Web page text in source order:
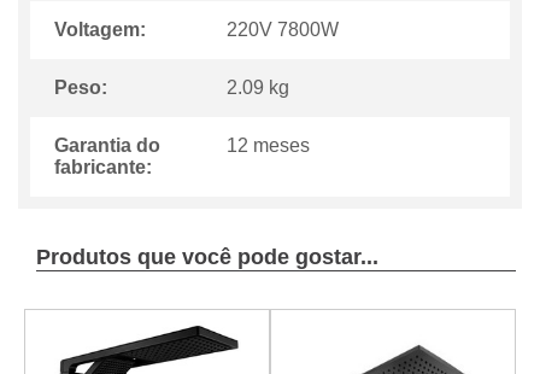
Voltagem: 220V 7800W
Peso: 2.09 kg
Garantia do
fabricante:
12 meses
Produtos que você pode gostar...